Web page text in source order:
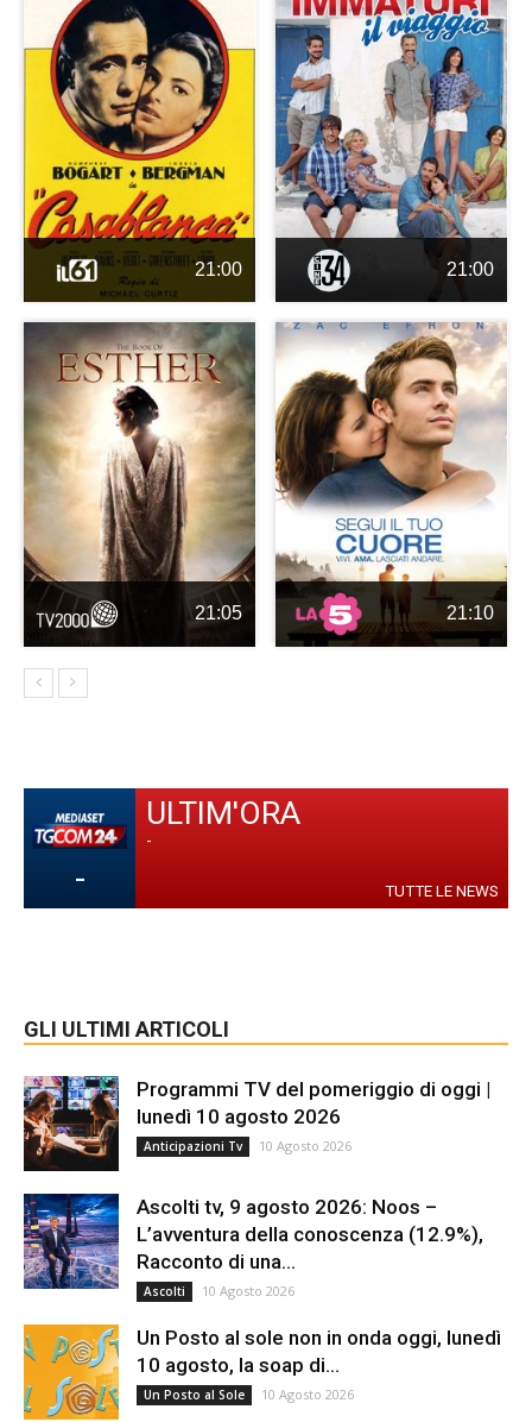
21:00 21:00
21:05 21:10
-
ULTIM'ORA
-
TUTTE LE NEWS
GLI ULTIMI ARTICOLI
Programmi TV del pomeriggio di oggi |
lunedì 10 agosto 2026
Anticipazioni Tv 10 Agosto 2026
Ascolti tv, 9 agosto 2026: Noos –
L’avventura della conoscenza (12.9%),
Racconto di una...
Ascolti 10 Agosto 2026
Un Posto al sole non in onda oggi, lunedì
10 agosto, la soap di...
Un Posto al Sole 10 Agosto 2026